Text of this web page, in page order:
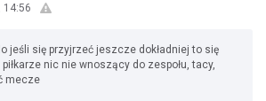
14:56
jeśli się przyjrzeć jeszcze dokładniej to się
nic nie wnoszący do zespołu, tacy,
mecze